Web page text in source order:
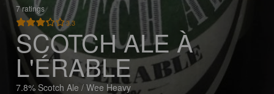
7 ratings
3.3
SCOTCH ALE À
L'ÉRABLE
7.8% Scotch Ale / Wee Heavy